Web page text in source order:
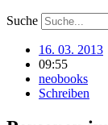
Suche
16. 03. 2013
09:55
neobooks
Schreiben